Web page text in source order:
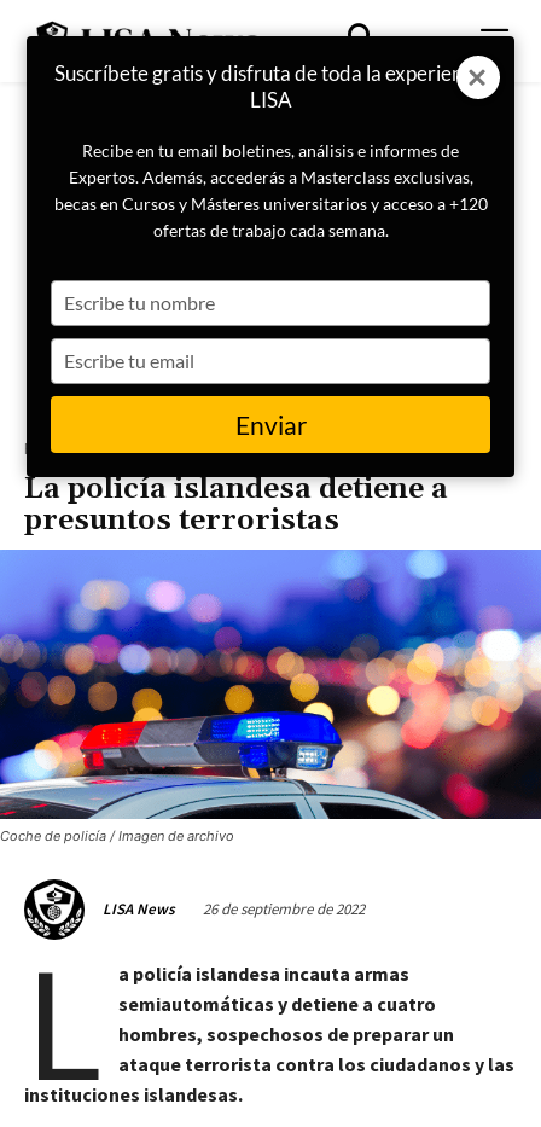
Portada Geopolítica
La policía islandesa detiene a
presuntos terroristas
Coche de policía / Imagen de archivo
LISA News 26 de septiembre de 2022
L
a policía islandesa incauta armas
semiautomáticas y detiene a cuatro
hombres, sospechosos de preparar un
ataque terrorista contra los ciudadanos y las
instituciones islandesas.
Suscríbete gratis y disfruta de toda la experiencia
LISA
Recibe en tu email boletines, análisis e informes de
Expertos. Además, accederás a Masterclass exclusivas,
becas en Cursos y Másteres universitarios y acceso a +120
ofertas de trabajo cada semana.
your
name
your
email
Enviar